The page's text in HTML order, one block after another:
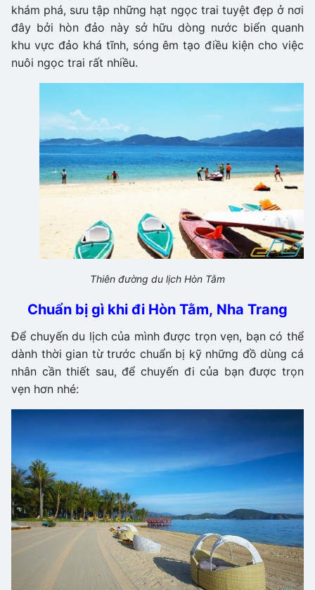
khám phá, sưu tập những hạt ngọc trai tuyệt đẹp ở nơi
đây bởi hòn đảo này sở hữu dòng nước biển quanh
khu vực đảo khá tĩnh, sóng êm tạo điều kiện cho việc
nuôi ngọc trai rất nhiều.
Thiên đường du lịch Hòn Tằm
Chuẩn bị gì khi đi Hòn Tằm, Nha Trang
Để chuyến du lịch của mình được trọn vẹn, bạn có thể
dành thời gian từ trước chuẩn bị kỹ những đồ dùng cá
nhân cần thiết sau, để chuyến đi của bạn được trọn
vẹn hơn nhé: